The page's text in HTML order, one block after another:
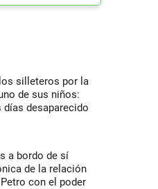
silleteros por la
de sus niños:
días desaparecido
a bordo de sí
de la relación
Petro con el poder